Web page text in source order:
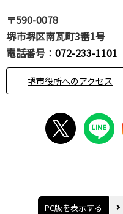
〒590-0078
堺市堺区南瓦町3番1号
電話番号： 072-233-1101
堺市役所へのアクセス
PC版を表示する